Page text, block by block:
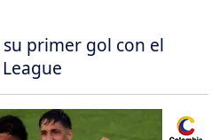
primer gol con el